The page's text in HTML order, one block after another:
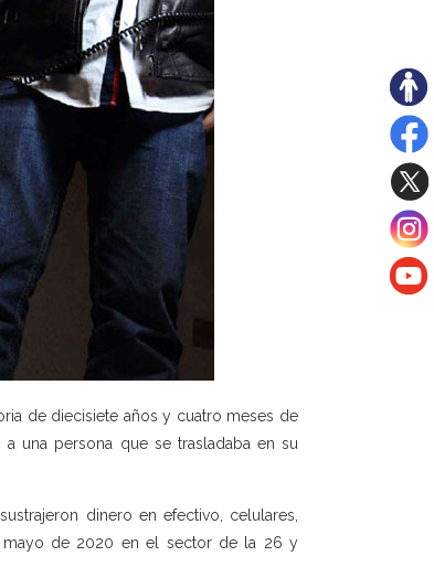
de diecisiete años y cuatro meses de
una persona que se trasladaba en su
dinero en efectivo, celulares,
mayo de 2020 en el sector de la 26 y